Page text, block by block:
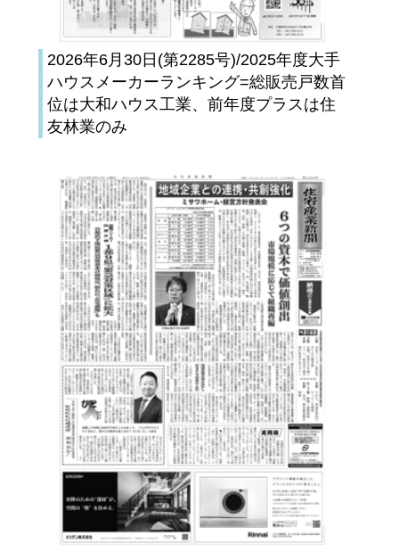
2026年6月30日(第2285号)/2025年度大手
ハウスメーカーランキング=総販売戸数首
位は大和ハウス工業、前年度プラスは住
友林業のみ